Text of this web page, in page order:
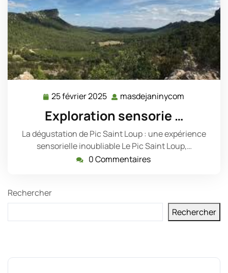
25 février 2025 25
2025
masdejaninycom
Exploration sensorie …
La dégustation de Pic Saint Loup : une expérience
sensorielle inoubliable Le Pic Saint Loup,…
0 Commentaires
Rechercher
Rechercher